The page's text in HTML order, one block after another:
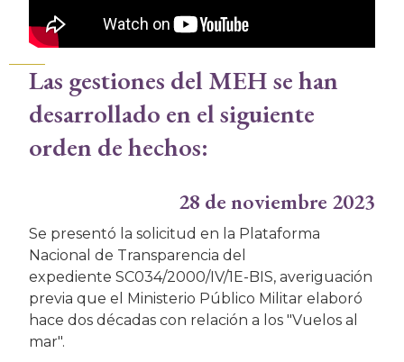
Las gestiones del MEH se han
desarrollado en el siguiente
orden de hechos:
28 de noviembre 2023
Se presentó la solicitud en la Plataforma
Nacional de Transparencia del
expediente SC034/2000/IV/1E-BIS, averiguación
previa que el Ministerio Público Militar elaboró
hace dos décadas con relación a los "Vuelos al
mar".